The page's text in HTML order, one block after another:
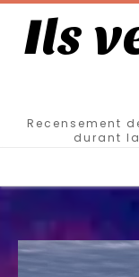
Ils
Recensement
durant